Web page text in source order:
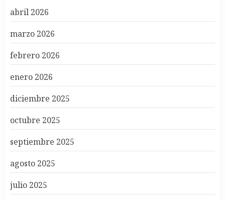
abril 2026
marzo 2026
febrero 2026
enero 2026
diciembre 2025
octubre 2025
septiembre 2025
agosto 2025
julio 2025